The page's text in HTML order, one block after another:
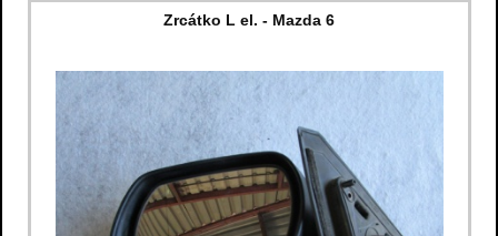
Zrcátko L el. - Mazda 6